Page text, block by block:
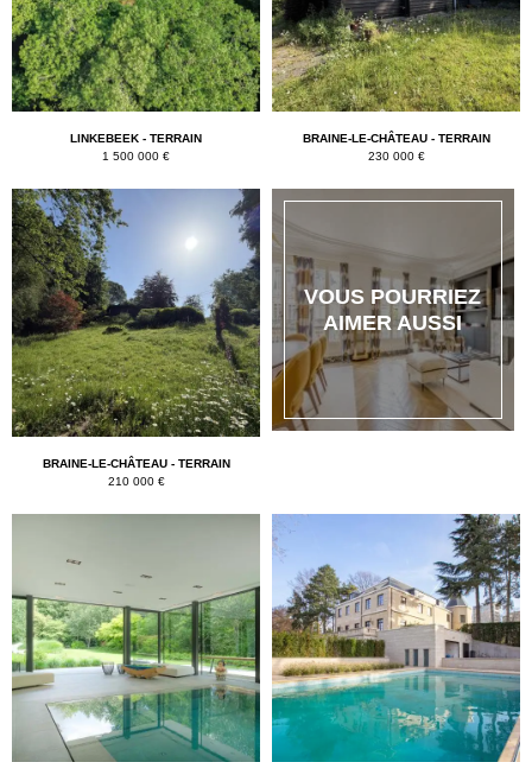
k
LINKEBEEK - TERRAIN
1 500 000 €
BRAINE-LE-CHÂTEAU - TERRAIN
230 000 €
BRAINE-LE-CHÂTEAU - TERRAIN
210 000 €
VOUS POURRIEZ
AIMER AUSSI